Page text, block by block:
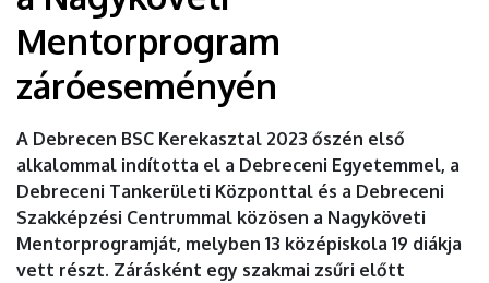
Mentorprogram
záróeseményén
DEBRECENI
EGYETEM
Mentorprogram
záróeseményén
A Debrecen BSC Kerekasztal 2023 őszén első
alkalommal indította el a Debreceni Egyetemmel, a
Debreceni Tankerületi Központtal és a Debreceni
Szakképzési Centrummal közösen a Nagyköveti
Mentorprogramját, melyben 13 középiskola 19 diákja
vett részt. Zárásként egy szakmai zsűri előtt